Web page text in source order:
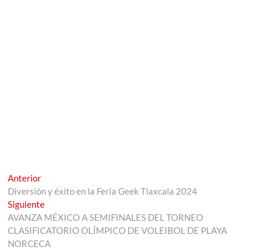
Navegación
de
entradas
AnteriorEntrada
anterior:
Diversión y éxito en la Feria Geek Tlaxcala 2024
SiguienteEntrada
siguiente:
AVANZA MÉXICO A SEMIFINALES DEL TORNEO
CLASIFICATORIO OLÍMPICO DE VOLEIBOL DE PLAYA
NORCECA